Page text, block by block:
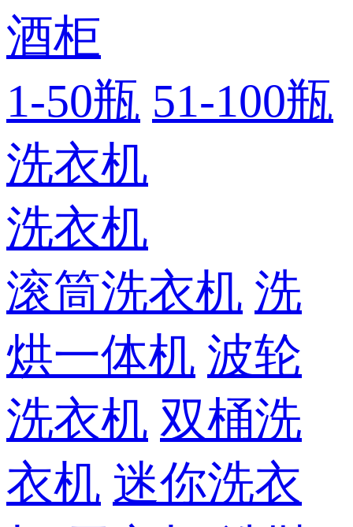
酒柜
1-50瓶 51-100瓶
洗衣机
洗衣机
滚筒洗衣机 洗
烘一体机 波轮
洗衣机 双桶洗
衣机 迷你洗衣